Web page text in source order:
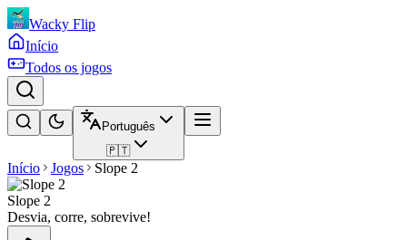
Wacky Flip
Início
Todos os jogos
Português
🇵🇹
Início Jogos Slope 2
Slope 2
Desvia, corre, sobrevive!